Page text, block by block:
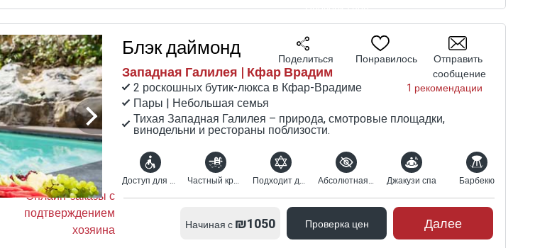
Проверка цен
Блэк даймонд
Западная Галилея | Кфар Врадим
1 рекомендации
2 роскошных бутик-люкса в Кфар-Врадиме
Пары | Небольшая семья
Тихая Западная Галилея – природа, смотровые площадки,
винодельни и рестораны поблизости.
Поделиться Понравилось
Отправить
сообщение
Доступ для инвалидов Частный крытый бассейн с подогревом Подходит для религиозных Абсолютная конфиденциальность Джакузи спа Барбекю
Онлайн-заказы с
подтверждением
хозяина
Начиная с₪1050 Проверка цен Далее